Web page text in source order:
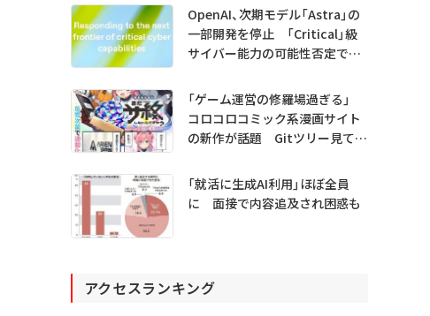
OpenAI、次期モデル「Astra」の
一部開発を停止 「Critical」級
サイバー能力の可能性否定でき
「ゲーム運営の修羅場過ぎる」
コロコロコミック系漫画サイト
の新作が話題 Gitツリー見てガ
「就活に生成AI利用」ほぼ全員
に 面接で内容追及され困惑も
アクセスランキング